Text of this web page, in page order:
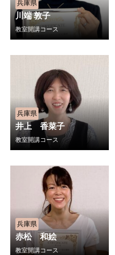
兵庫県
川端 敦子
教室開講コース
兵庫県
井上 香菜子
教室開講コース
兵庫県
赤松 和絵
教室開講コース